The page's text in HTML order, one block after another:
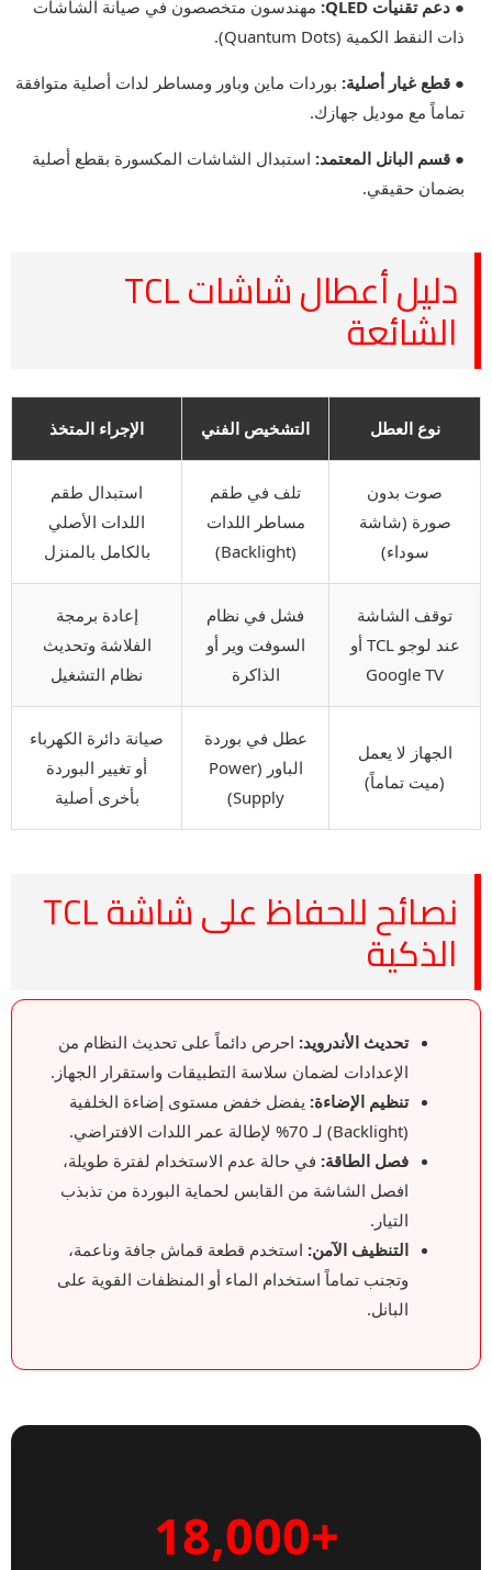
● دعم تقنيات QLED:
مهندسون متخصصون في صيانة الشاشات
ذات النقط الكمية (Quantum Dots).
● قطع غيار أصلية: بوردات ماين وباور ومساطر لدات أصلية متوافقة
تماماً مع موديل جهازك.
● قسم البانل المعتمد: استبدال الشاشات المكسورة بقطع أصلية
بضمان حقيقي.
دليل أعطال شاشات TCL
الشائعة
نوع العطل التشخيص الفني الإجراء المتخذ
صوت بدون
صورة (شاشة
سوداء)
تلف في طقم
مساطر اللدات
(Backlight)
استبدال طقم
اللدات الأصلي
بالكامل بالمنزل
توقف الشاشة
عند لوجو TCL أو
Google TV
فشل في نظام
السوفت وير أو
الذاكرة
إعادة برمجة
الفلاشة وتحديث
نظام التشغيل
الجهاز لا يعمل
(ميت تماماً)
عطل في بوردة
الباور (Power
Supply)
صيانة دائرة الكهرباء
أو تغيير البوردة
بأخرى أصلية
نصائح للحفاظ على شاشة TCL
الذكية
تحديث الأندرويد: احرص دائماً على تحديث النظام من
الإعدادات لضمان سلاسة التطبيقات واستقرار الجهاز.
تنظيم الإضاءة: يفضل خفض مستوى إضاءة الخلفية
(Backlight) لـ 70% لإطالة عمر اللدات الافتراضي.
فصل الطاقة: في حالة عدم الاستخدام لفترة طويلة،
افصل الشاشة من القابس لحماية البوردة من تذبذب
التيار.
التنظيف الآمن: استخدم قطعة قماش جافة وناعمة،
وتجنب تماماً استخدام الماء أو المنظفات القوية على
البانل.
+18,000